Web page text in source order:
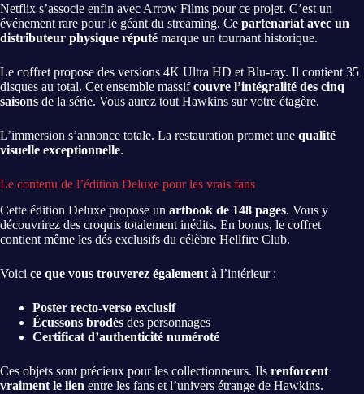
Netflix s’associe enfin avec Arrow Films pour ce projet. C’est un
événement rare pour le géant du streaming. Ce partenariat avec un
distributeur physique réputé marque un tournant historique.
Le coffret propose des versions 4K Ultra HD et Blu-ray. Il contient 35
disques au total. Cet ensemble massifcouvre l’intégralité des cinq
saisons de la série. Vous aurez tout Hawkins sur votre étagère.
L’immersion s’annonce totale. La restauration promet une qualité
visuelle exceptionnelle.
Le contenu de l’édition Deluxe pour les vrais fans
Cette édition Deluxe propose un artbook de 148 pages. Vous y
découvrirez des croquis totalement inédits. En bonus, le coffret
contient même les dés exclusifs du célèbre Hellfire Club.
Voici ce que vous trouverez égalementà l’intérieur :
Poster recto-verso exclusif
Écussons brodés des personnages
Certificat d’authenticité numéroté
Ces objets sont précieux pour les collectionneurs. Ils renforcent
vraiment le lien entre les fans et l’univers étrange de Hawkins.